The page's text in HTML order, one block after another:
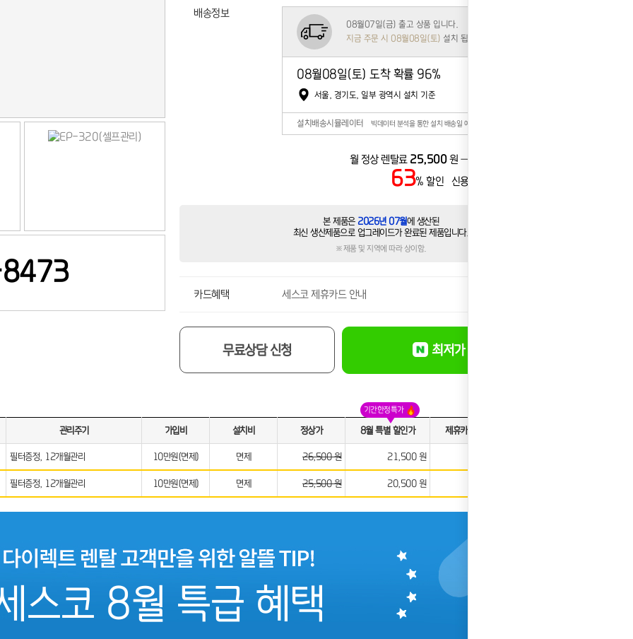
배송정보
08월07일(금) 출고 상품 입니다.
지금 주문 시 08월08일(토) 설치 됩니다.
08월08일(토) 도착 확률 96%
서울, 경기도, 일부 광역시 설치 기준
설치배송시뮬레이터 빅데이터 분석을 통한 설치 배송일 예측 시스템
월 정상 렌탈료 25,500원 → 월 할인 렌탈료
63% 할인 신용카드 할인가
본 제품은 2026년 07월에 생산된
최신 생산제품으로 업그레이드가 완료된 제품입니다.
※제품 및 지역에 따라 상이함.
카드혜택 세스코 제휴카드 안내
무료상담 신청 최저가 바로신청
기간한정특가
관리주기 가입비 설치비 정상가 8월 특별 할인가 제휴카드 적용가
필터증정, 12개월관리 10만원(면제) 면제 26,500 원 21,500 원
필터증정, 12개월관리 10만원(면제) 면제 25,500 원 20,500 원
스코 8월 특급 혜택